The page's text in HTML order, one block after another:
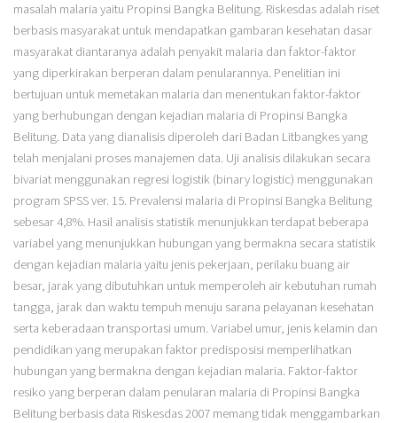
masalah malaria yaitu Propinsi Bangka Belitung. Riskesdas adalah riset
berbasis masyarakat untuk mendapatkan gambaran kesehatan dasar
masyarakat diantaranya adalah penyakit malaria dan faktor-faktor
yang diperkirakan berperan dalam penularannya. Penelitian ini
bertujuan untuk memetakan malaria dan menentukan faktor-faktor
yang berhubungan dengan kejadian malaria di Propinsi Bangka
Belitung. Data yang dianalisis diperoleh dari Badan Litbangkes yang
telah menjalani proses manajemen data. Uji analisis dilakukan secara
bivariat menggunakan regresi logistik (binary logistic) menggunakan
program SPSS ver. 15. Prevalensi malaria di Propinsi Bangka Belitung
sebesar 4,8%. Hasil analisis statistik menunjukkan terdapat beberapa
variabel yang menunjukkan hubungan yang bermakna secara statistik
dengan kejadian malaria yaitu jenis pekerjaan, perilaku buang air
besar, jarak yang dibutuhkan untuk memperoleh air kebutuhan rumah
tangga, jarak dan waktu tempuh menuju sarana pelayanan kesehatan
serta keberadaan transportasi umum. Variabel umur, jenis kelamin dan
pendidikan yang merupakan faktor predisposisi memperlihatkan
hubungan yang bermakna dengan kejadian malaria. Faktor-faktor
resiko yang berperan dalam penularan malaria di Propinsi Bangka
Belitung berbasis data Riskesdas 2007 memang tidak menggambarkan